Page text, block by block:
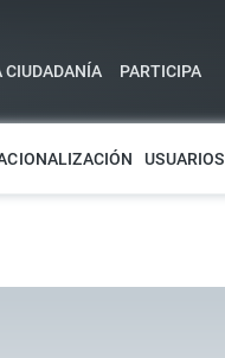
CIUDADANÍA PARTICIPA
USUARIOS